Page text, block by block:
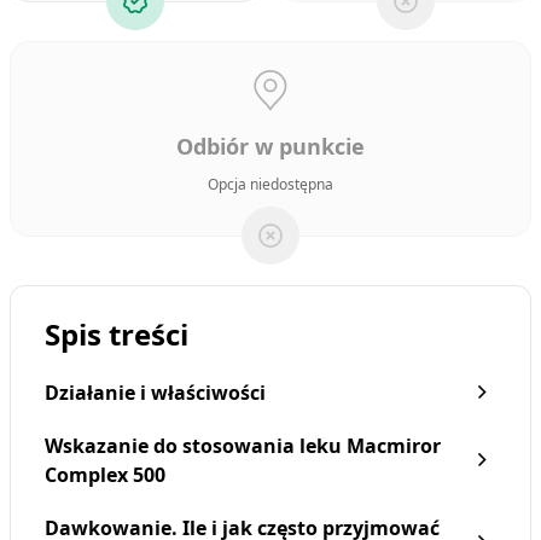
Odbiór w punkcie
Opcja niedostępna
Spis treści
Działanie i właściwości
Wskazanie do stosowania leku Macmiror
Complex 500
Dawkowanie. Ile i jak często przyjmować